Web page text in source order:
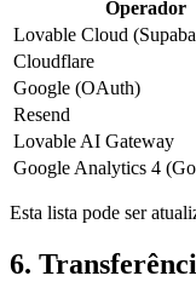
Operador
Lovable Cloud
Cloudflare
Google (OAuth)
Resend
Lovable AI Gateway
Google Analytics 4
Esta lista pode ser
6.